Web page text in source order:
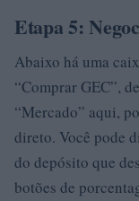
Etapa 5:
Abaixo há uma
“Comprar GEC”,
“Mercado” aqui,
direto. Você pode
do depósito que
botões de